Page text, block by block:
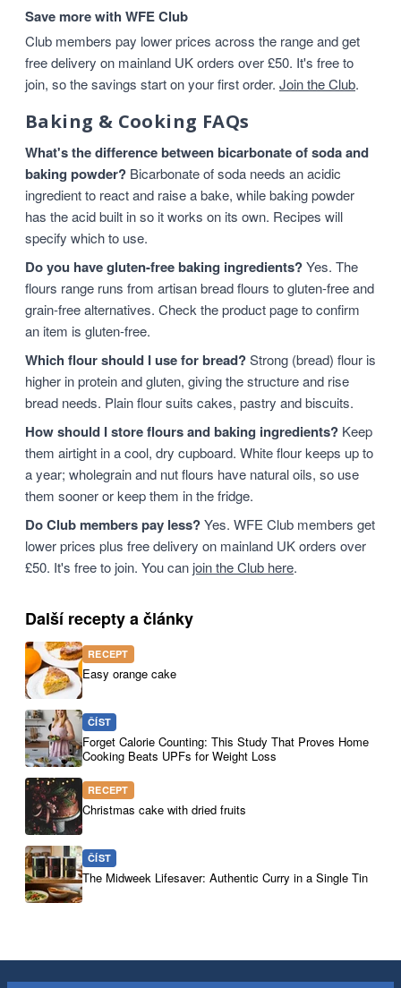
Save more with WFE Club
Club members pay lower prices across the range and get
free delivery on mainland UK orders over £50. It's free to
join, so the savings start on your first order. Join the Club.
Baking & Cooking FAQs
What's the difference between bicarbonate of soda and
baking powder? Bicarbonate of soda needs an acidic
ingredient to react and raise a bake, while baking powder
has the acid built in so it works on its own. Recipes will
specify which to use.
Do you have gluten-free baking ingredients?Yes. The
flours range runs from artisan bread flours to gluten-free and
grain-free alternatives. Check the product page to confirm
an item is gluten-free.
Which flour should I use for bread?Strong (bread) flour is
higher in protein and gluten, giving the structure and rise
bread needs. Plain flour suits cakes, pastry and biscuits.
How should I store flours and baking ingredients? Keep
them airtight in a cool, dry cupboard. White flour keeps up to
a year; wholegrain and nut flours have natural oils, so use
them sooner or keep them in the fridge.
Do Club members pay less?Yes. WFE Club members get
lower prices plus free delivery on mainland UK orders over
£50. It's free to join. You can join the Club here.
Další recepty a články
RECEPT
Easy orange cake
ČÍST
Forget Calorie Counting: This Study That Proves Home
Cooking Beats UPFs for Weight Loss
RECEPT
Christmas cake with dried fruits
ČÍST
The Midweek Lifesaver: Authentic Curry in a Single Tin